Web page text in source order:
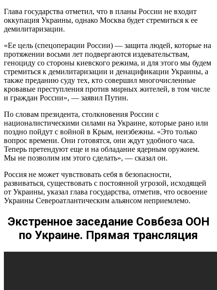
Глава государства отметил, что в планы России не входит
оккупация Украины, однако Москва будет стремиться к ее
демилитаризации.
«Ее цель (спецоперации России) — защита людей, которые на
протяжении восьми лет подвергаются издевательствам,
геноциду со стороны киевского режима, и для этого мы будем
стремиться к демилитаризации и денацификации Украины, а
также преданию суду тех, кто совершил многочисленные
кровавые преступления против мирных жителей, в том числе
и граждан России», — заявил Путин.
По словам президента, столкновения России с
националистическими силами на Украине, которые рано или
поздно пойдут с войной в Крым, неизбежны. «Это только
вопрос времени. Они готовятся, они ждут удобного часа.
Теперь претендуют еще и на обладание ядерным оружием.
Мы не позволим им этого сделать», — сказал он.
Россия не может чувствовать себя в безопасности,
развиваться, существовать с постоянной угрозой, исходящей
от Украины, указал глава государства, отметив, что освоение
Украины Североатлантическим альянсом неприемлемо.
Экстренное заседание Совбеза ООН
по Украине. Прямая трансляция